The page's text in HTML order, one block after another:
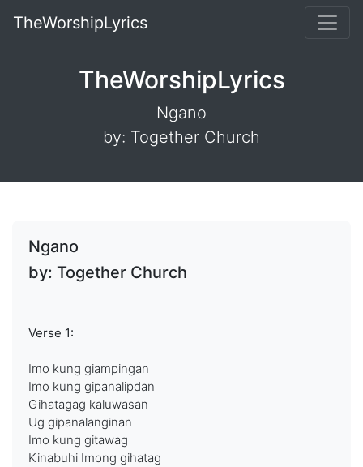
TheWorshipLyrics
TheWorshipLyrics
Ngano
by: Together Church
Ngano
by: Together Church
Verse 1:
Imo kung giampingan
Imo kung gipanalipdan
Gihatagag kaluwasan
Ug gipanalanginan
Imo kung gitawag
Kinabuhi Imong gihatag